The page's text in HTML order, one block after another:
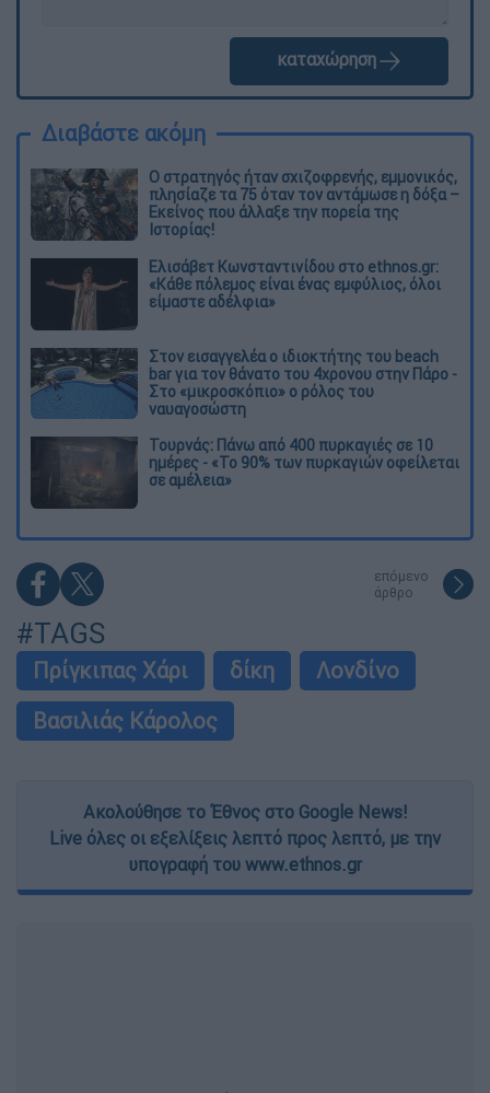
καταχώρηση
Διαβάστε ακόμη
O στρατηγός ήταν σχιζοφρενής, εμμονικός,
πλησίαζε τα 75 όταν τον αντάμωσε η δόξα –
Εκείνος που άλλαξε την πορεία της
Ιστορίας!
Ελισάβετ Κωνσταντινίδου στο ethnos.gr:
«Κάθε πόλεμος είναι ένας εμφύλιος, όλοι
είμαστε αδέλφια»
Στον εισαγγελέα ο ιδιοκτήτης του beach
bar για τον θάνατο του 4χρονου στην Πάρο -
Στο «μικροσκόπιο» ο ρόλος του
ναυαγοσώστη
Τουρνάς: Πάνω από 400 πυρκαγιές σε 10
ημέρες - «Το 90% των πυρκαγιών οφείλεται
σε αμέλεια»
επόμενο
άρθρο
#TAGS
Πρίγκιπας Χάρι δίκη
Λονδίνο
Βασιλιάς Κάρολος
Ακολούθησε το Έθνος στο Google News!
Live όλες οι εξελίξεις λεπτό προς λεπτό, με την
υπογραφή του www.ethnos.gr